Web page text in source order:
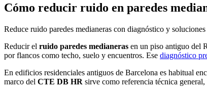
Cómo reducir ruido en paredes
Reduce ruido paredes medianeras con diagnóstico y
Reducir el ruido paredes medianeras en un piso antiguo del
por flancos como techo, suelo y encuentros. Ese diagnóstico
En edificios residenciales antiguos de Barcelona es habitual
marco del CTE DB HR sirve como referencia técnica